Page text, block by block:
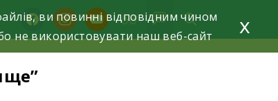
facebookinstagramyoutube
ви повинні відповідним чином
не використовувати наш веб-сайт
x